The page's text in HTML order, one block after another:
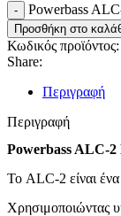
Powerbass
Προσθήκη στο
Κωδικός προϊόντος:
Share:
Περιγραφή
Περιγραφή
Powerbass ALC-
Το ALC-2 είναι
Χρησιμοποιώντας